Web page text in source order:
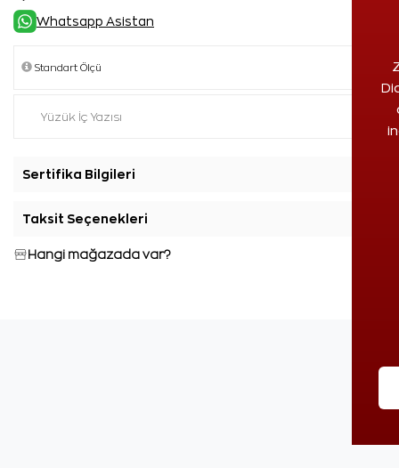
Whatsapp Asistan
Sertifika Bilgileri
Taksit Seçenekleri
Hangi mağazada var?